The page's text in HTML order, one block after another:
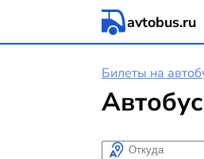
avtobus.ru
Билеты на
Откуда